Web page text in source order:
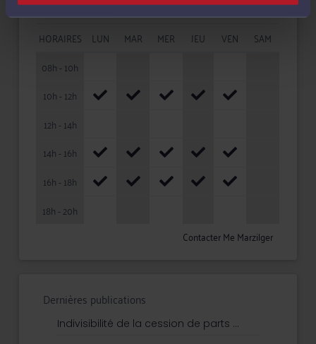
HORAIRES LUN MAR MER JEU VEN
SAM
08h - 10h
10h - 12h
12h - 14h
14h - 16h
16h - 18h
18h - 20h
Contacter Me Marzilger
Dernières publications
Indivisibilité de la cession de parts ...